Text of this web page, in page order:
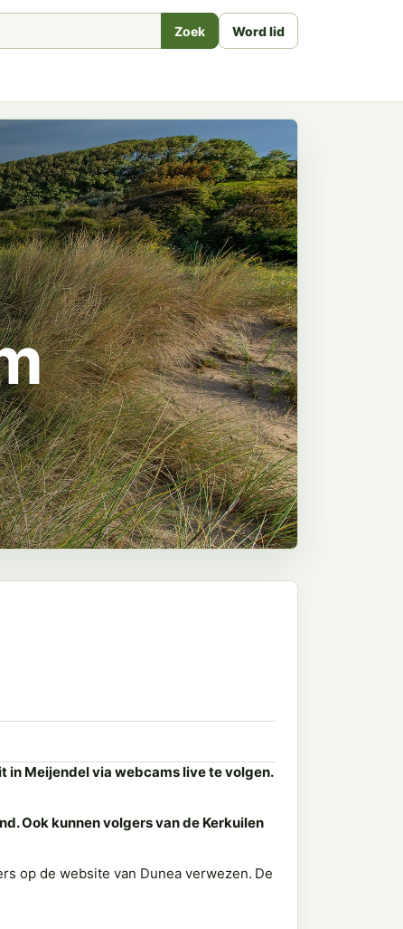
Zoek Word lid
in Meijendel via webcams live te volgen.
Ook kunnen volgers van de Kerkuilen
op de website van Dunea verwezen. De